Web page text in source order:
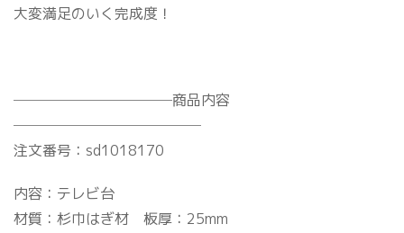
大変満足のいく完成度！
───────────商品内容
─────────────
注文番号：sd1018170
内容：テレビ台
材質：杉巾はぎ材 板厚：25mm